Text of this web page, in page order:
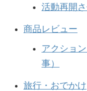
活動再開
商品レビュー
アクショ
事）
旅行・おでかけ